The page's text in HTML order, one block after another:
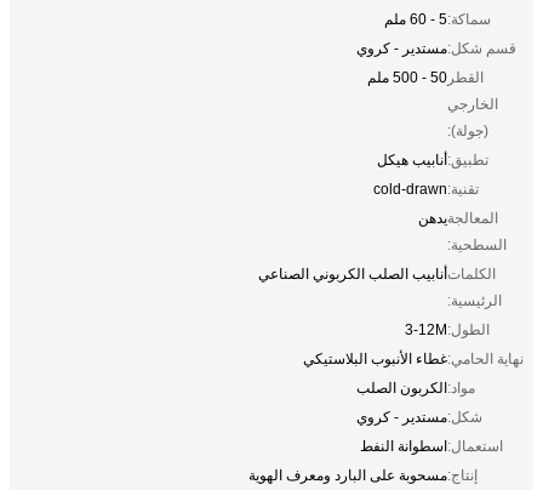
سماكة:5 - 60 ملم
قسم شكل:مستدير - كروي
القطر
الخارجي
(جولة):
50 - 500 ملم
تطبيق:أنابيب هيكل
تقنية:cold-drawn
المعالجة
السطحية:
يدهن
الكلمات
الرئيسية:
أنابيب الصلب الكربوني الصناعي
الطول:3-12M
نهاية الحامي:غطاء الأنبوب البلاستيكي
مواد:الكربون الصلب
شكل:مستدير - كروي
استعمال:اسطوانة النفط
إنتاج:مسحوبة على البارد ومعرف الهوية